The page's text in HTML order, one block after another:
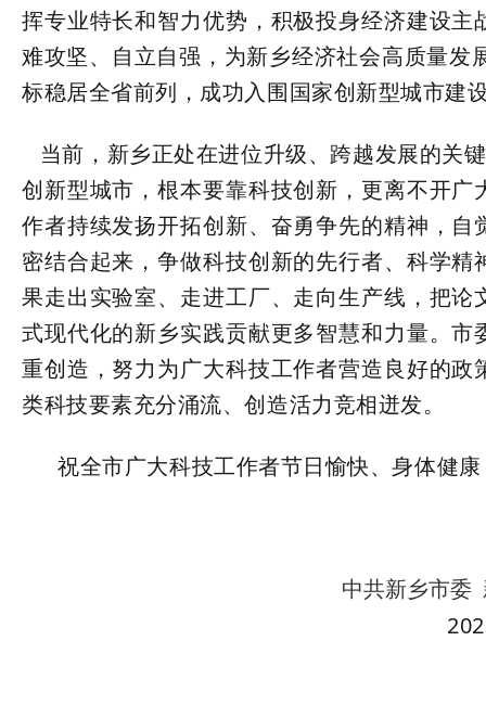
挥专业特长和智力优势，积极投身经济建设
难攻坚、自立自强，为新乡经济社会高质量发
标稳居全省前列，成功入围国家创新型城市建
当前，新乡正处在进位升级、跨越发展的关
创新型城市，根本要靠科技创新，更离不开
作者持续发扬开拓创新、奋勇争先的精神，
密结合起来，争做科技创新的先行者、科学
果走出实验室、走进工厂、走向生产线，把
式现代化的新乡实践贡献更多智慧和力量。
重创造，努力为广大科技工作者营造良好的
类科技要素充分涌流、创造活力竞相迸发。
祝全市广大科技工作者节日愉快、身体健康
中共新乡市委